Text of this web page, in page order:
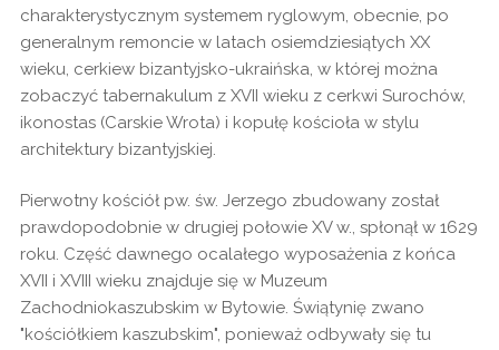
charakterystycznym systemem ryglowym, obecnie, po
generalnym remoncie w latach osiemdziesiątych XX
wieku, cerkiew bizantyjsko-ukraińska, w której można
zobaczyć tabernakulum z XVII wieku z cerkwi Surochów,
ikonostas (Carskie Wrota) i kopułę kościoła w stylu
architektury bizantyjskiej.
Pierwotny kościół pw. św. Jerzego zbudowany został
prawdopodobnie w drugiej połowie XV w., spłonął w 1629
roku. Część dawnego ocalałego wyposażenia z końca
XVII i XVIII wieku znajduje się w Muzeum
Zachodniokaszubskim w Bytowie. Świątynię zwano
"kościółkiem kaszubskim", ponieważ odbywały się tu